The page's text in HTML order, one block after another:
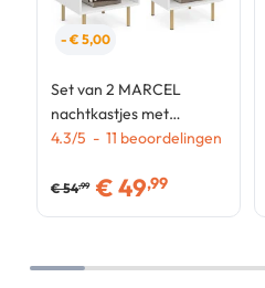
- € 5,00
Set van 2 MARCEL
nachtkastjes met
lattenbodem, 1 lade en 1
4.3/5 - 11 beoordelingen
€54,99 €49,99